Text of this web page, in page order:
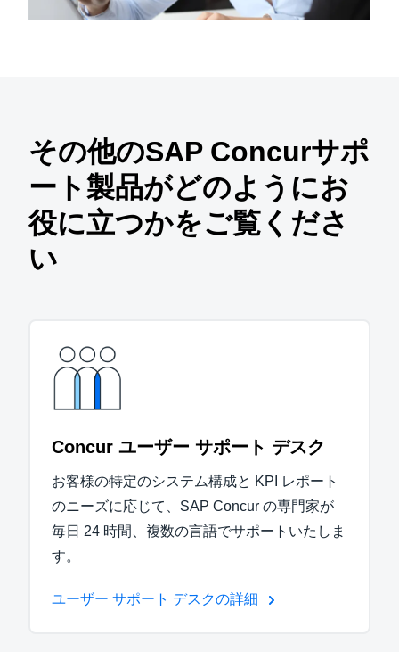
その他のSAP Concurサポ
ート製品がどのようにお
役に立つかをご覧くださ
い
Concur ユーザー サポート デスク
お客様の特定のシステム構成と KPI レポート
のニーズに応じて、SAP Concur の専門家が
毎日 24 時間、複数の言語でサポートいたしま
す。
ユーザー サポート デスクの詳細